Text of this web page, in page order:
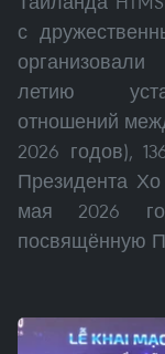
с
летию
отношений
2026 годов),
Президента
мая 2026
посвящённую